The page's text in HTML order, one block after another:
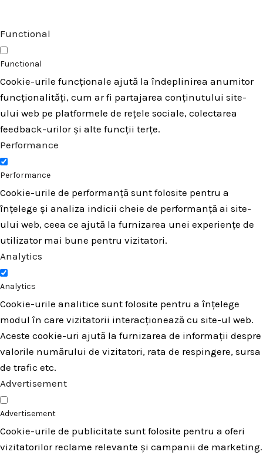
Functional
Functional
Cookie-urile funcționale ajută la îndeplinirea anumitor
funcționalități, cum ar fi partajarea conținutului site-
ului web pe platformele de rețele sociale, colectarea
feedback-urilor și alte funcții terțe.
Performance
Performance
Cookie-urile de performanță sunt folosite pentru a
înțelege și analiza indicii cheie de performanță ai site-
ului web, ceea ce ajută la furnizarea unei experiențe de
utilizator mai bune pentru vizitatori.
Analytics
Analytics
Cookie-urile analitice sunt folosite pentru a înțelege
modul în care vizitatorii interacționează cu site-ul web.
Aceste cookie-uri ajută la furnizarea de informații despre
valorile numărului de vizitatori, rata de respingere, sursa
de trafic etc.
Advertisement
Advertisement
Cookie-urile de publicitate sunt folosite pentru a oferi
vizitatorilor reclame relevante și campanii de marketing.